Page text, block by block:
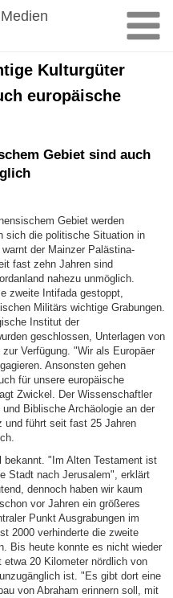
Kulturgüter
europäische
Gebiet sind auch
Gebiet werden
sich die politische Situation in
der Mainzer Palästina-
fast zehn Jahren sind
nahezu unmöglich.
zweite Intifada gestoppt,
Militärs wichtige Grabungen.
Institut der
geschlossen, Unterlagen von
Verfügung. "Wir als Europäer
Ansonsten gehen
für unsere europäische
Zwickel. Der Wissenschaftler
Biblische Archäologie an der
und führt seit fast 25 Jahren
"Im Alten Testament ist
Stadt nach Jerusalem", erklärt
dennoch haben wir kaum
vor Jahren ein größeres
Punkt Ausgrabungen im
2000 verhinderte die zweite
Bis heute konnte es nicht wieder
etwa 20 Kilometer nördlich von
ist. "Es gibt dort eine
von Abraham erinnern soll, mit